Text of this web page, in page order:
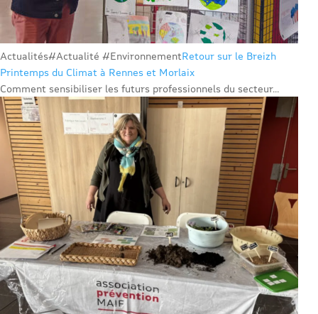
Actualités#Actualité #EnvironnementRetour sur le Breizh
Printemps du Climat à Rennes et Morlaix
Comment sensibiliser les futurs professionnels du secteur...